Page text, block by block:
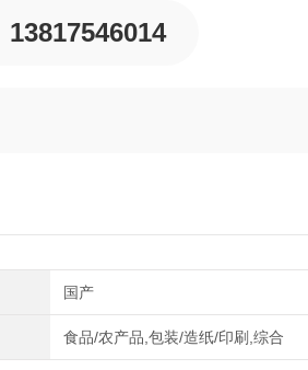
13817546014
国产
食品/农产品,包装/造纸/印刷,综合